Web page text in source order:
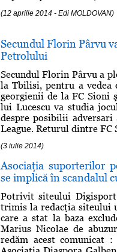
(12 aprilie 2014 - Edi MOLDOVAN)
Secundul Florin Pârvu
Petrolului
Secundul Florin Pârvu a
la Tbilisi, pentru a
georgienii de la FC Sioni
lui Lucescu va studia
despre posibilii
League. Returul dintre FC
(3 iulie 2014)
Asociaţia suporterilor
se implică în scandalul
Potrivit siteului
trimis la redacţia siteului
care a stat la baza
Marius Nicolae de
redăm acest comunicat